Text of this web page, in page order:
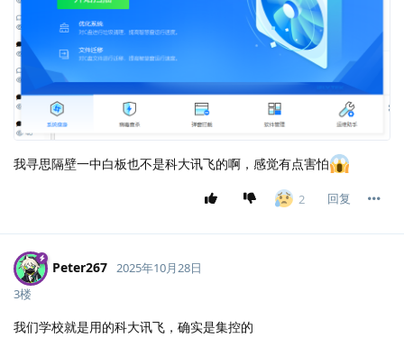
我寻思隔壁一中白板也不是科大讯飞的啊，感觉有点害怕
2 回复
Peter267 2025年10月28日
3楼
我们学校就是用的科大讯飞，确实是集控的